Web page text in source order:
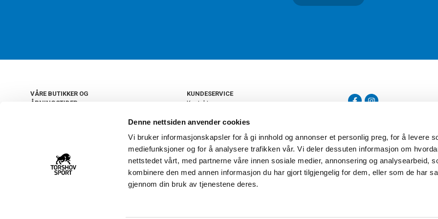
Denne nettsiden anvender cookies
Vi bruker informasjonskapsler for å gi innhold og annonser et personlig preg, for å levere
mediefunksjoner og for å analysere trafikken vår. Vi deler dessuten informasjon om
nettstedet vårt, med partnerne våre innen sosiale medier, annonsering og analysearbeid,
kombinere den med annen informasjon du har gjort tilgjengelig for dem, eller som de har
gjennom din bruk av tjenestene deres.
VÅRE BUTIKKER OG
ÅPNINGSTIDER
22 09 20 20
KUNDESERVICE
Kontakt oss
Retur og bytte
Personvern
Frakt og levering
Ledige stillinger
FAQ - Ofte stilte spørsmål
Åpenhetsloven
Torshov Sport har over 90 års
klubbhandel. Torshov Sport har
Drammen, Sandvika Storsenter